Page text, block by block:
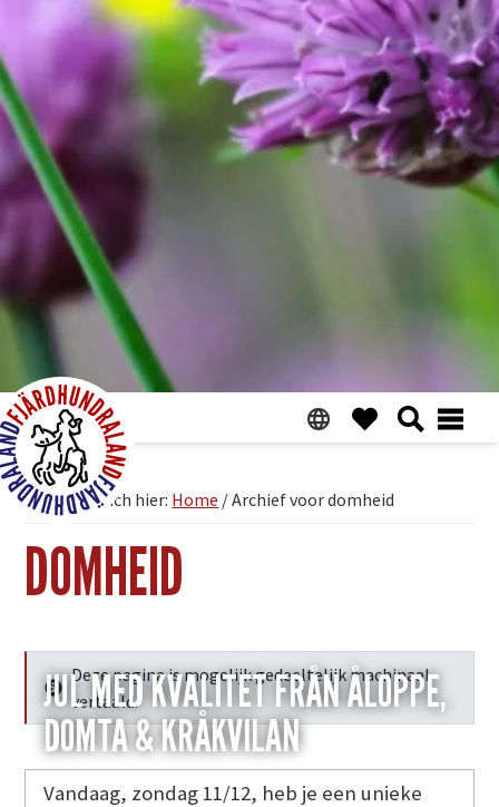
U bevindt zich hier: Home /Archief voor domheid
DOMHEID
Meer info
Deze pagina is mogelijk gedeeltelijk machinaal
vertaald.
JUL MED KVALITET FRÅN ÅLOPPE,
DOMTA & KRÅKVILAN
Vandaag, zondag 11/12, heb je een unieke